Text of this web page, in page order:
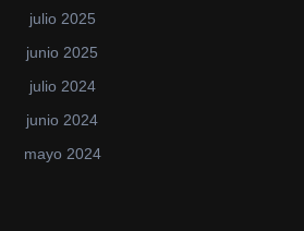
julio 2025
junio 2025
julio 2024
junio 2024
mayo 2024